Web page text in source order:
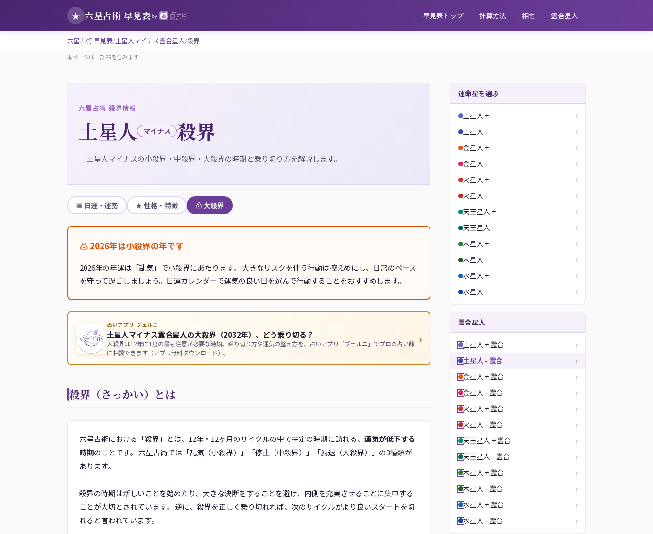
★ 六星占術 早見表by 早見表トップ 計算方法 相性 霊合星人
六星占術 早見表 土星人マイナス霊合星人 殺界
本ページは一部PRを含みます
六星占術 殺界情報
土星人 マイナス 殺界
土星人マイナスの小殺界・中殺界・大殺界の時期と乗り切り方を解説します。
📅 日運・運勢 ★ 性格・特徴 ⚠ 大殺界
⚠ 2026年は小殺界の年です
2026年の年運は「乱気」で小殺界にあたります。 大きなリスクを伴う行動は控えめにし、日常のペース
を守って過ごしましょう。日運カレンダーで運気の良い日を選んで行動することをおすすめします。
占いアプリ ヴェルニ
土星人マイナス霊合星人の大殺界（2032年）、どう乗り切る？
大殺界は12年に1度の最も注意が必要な時期。乗り切り方や運気の整え方を、占いアプリ「ヴェルニ」でプロの占い師
に相談できます（アプリ無料ダウンロード）。
›
殺界（さっかい）とは
六星占術における「殺界」とは、12年・12ヶ月のサイクルの中で特定の時期に訪れる、 運気が低下する
時期のことです。 六星占術では「乱気（小殺界）」「停止（中殺界）」「減退（大殺界）」の3種類が
あります。
殺界の時期は新しいことを始めたり、大きな決断をすることを避け、内側を充実させることに集中する
ことが大切とされています。 逆に、殺界を正しく乗り切れれば、次のサイクルがより良いスタートを切
れると言われています。
運命星を選ぶ
土星人 + ›
土星人 - ›
金星人 + ›
金星人 - ›
火星人 + ›
火星人 - ›
天王星人 + ›
天王星人 - ›
木星人 + ›
木星人 - ›
水星人 + ›
水星人 - ›
霊合星人
土星人 + 霊合 ›
土星人 - 霊合 ›
金星人 + 霊合 ›
金星人 - 霊合 ›
火星人 + 霊合 ›
火星人 - 霊合 ›
天王星人 + 霊合 ›
天王星人 - 霊合 ›
木星人 + 霊合 ›
木星人 - 霊合 ›
水星人 + 霊合 ›
水星人 - 霊合 ›